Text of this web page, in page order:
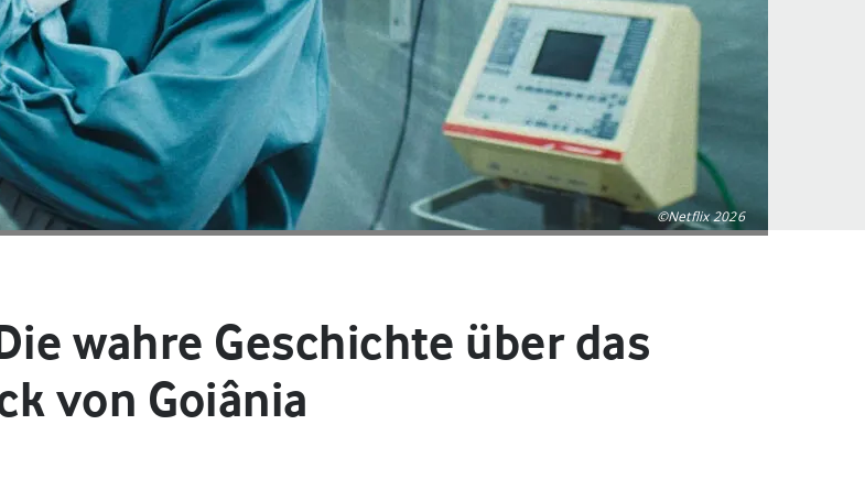
©Netflix 2026
wahre Geschichte über das
von Goiânia